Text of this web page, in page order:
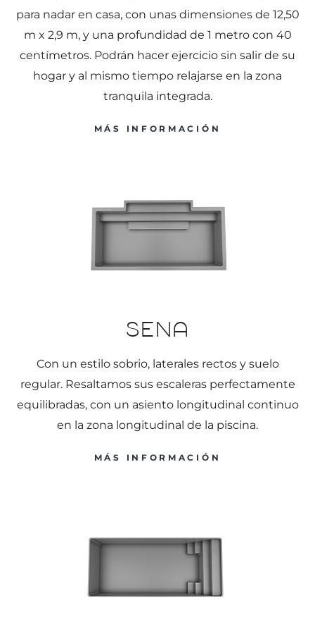
para nadar en casa, con unas dimensiones de 12,50
m x 2,9 m, y una profundidad de 1 metro con 40
centímetros. Podrán hacer ejercicio sin salir de su
hogar y al mismo tiempo relajarse en la zona
tranquila integrada.
MÁS INFORMACIÓN
Sena
Con un estilo sobrio, laterales rectos y suelo
regular. Resaltamos sus escaleras perfectamente
equilibradas, con un asiento longitudinal continuo
en la zona longitudinal de la piscina.
MÁS INFORMACIÓN